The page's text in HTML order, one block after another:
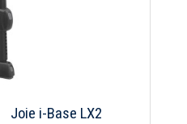
Joie i-Base LX2